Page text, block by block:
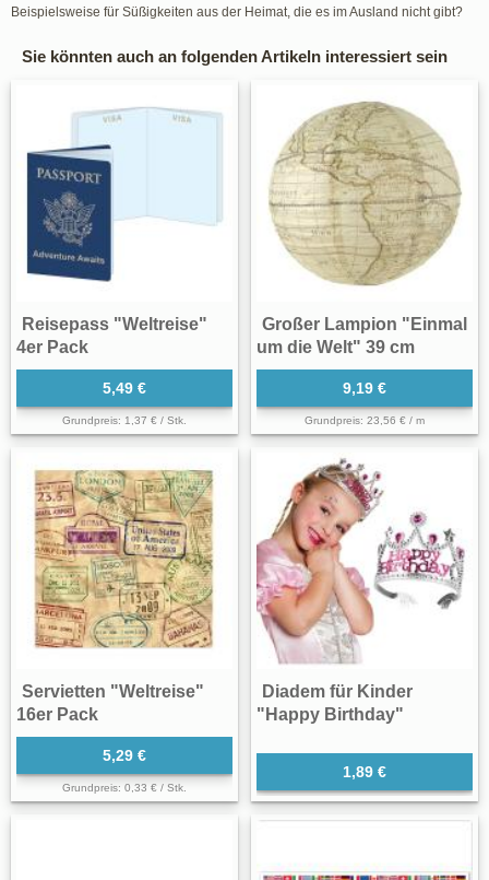
Beispielsweise für Süßigkeiten aus der Heimat, die es im Ausland nicht gibt?
Sie könnten auch an folgenden Artikeln interessiert sein
Reisepass "Weltreise"
4er Pack
5,49 €
Grundpreis: 1,37 € / Stk.
Großer Lampion "Einmal
um die Welt" 39 cm
9,19 €
Grundpreis: 23,56 € / m
Servietten "Weltreise"
16er Pack
5,29 €
Grundpreis: 0,33 € / Stk.
Diadem für Kinder
"Happy Birthday"
1,89 €